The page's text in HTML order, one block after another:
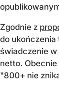
Zgodnie z
do
świadczenie
netto. Obecnie
"800+ nie